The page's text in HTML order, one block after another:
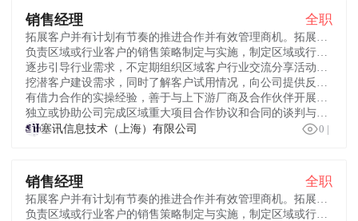
销售经理 全职
负责区域或行业客户的销售策略制定与实施，制定区域或行业市场策略及销售规划，执行公司销售管理制度和政策，完成区域或行业销售和回款任务；
逐步引导行业需求，不定期组织区域客户行业交流分享活动，树立公司产品在该行业的品牌和产品优势地位；
挖潜客户建设需求，同时了解客户试用情况，向公司提供反馈以帮助产品升级优化，实现与客户保持良好的长期合作关系；
有借力合作的实操经验，善于与上下游厂商及合作伙伴开展多元合作构建区域合作生态圈；
独立或协助公司完成区域重大项目合作协议和合同的谈判与签订工作。
塞讯信息技术（上海）有限公司
0 |
销售经理 全职
负责区域或行业客户的销售策略制定与实施，制定区域或行业市场策略及销售规划，执行公司销售管理制度和政策，完成区域或行业销售和回款任务；